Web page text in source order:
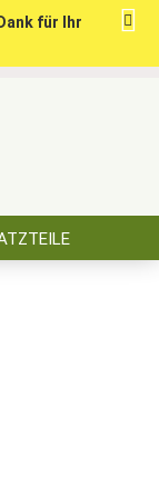
für Ihr